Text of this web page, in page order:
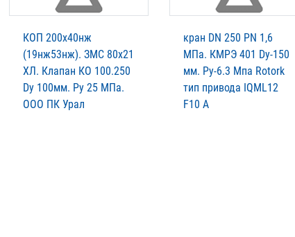
КОП 200х40нж
(19нж53нж). ЗМС 80х21
ХЛ. Клапан КО 100.250
Dy 100мм. Py 25 MПа.
ООО ПК Урал
кран DN 250 PN 1,6
МПа. КМРЭ 401 Dy-150
мм. Py-6.3 Мпа Rotork
тип привода IQML12
F10 A